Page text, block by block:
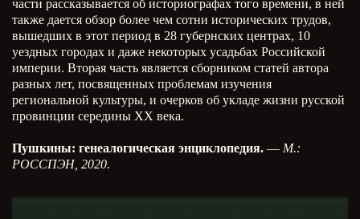
части рассказывается об историографах того времени, в ней
также дается обзор более чем сотни исторических трудов,
вышедших в этот период в 28 губернских центрах, 10
уездных городах и даже некоторых усадьбах Российской
империи. Вторая часть является сборником статей автора
разных лет, посвященных проблемам изучения
региональной культуры, и очерков об укладе жизни русской
провинции середины ХХ века.
Пушкины: генеалогическая энциклопедия. — М.:
РОССПЭН, 2020.